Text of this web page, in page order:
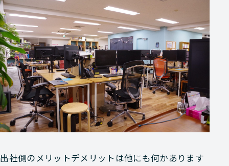
―――出社側のメリットデメリットは他にも何かあります